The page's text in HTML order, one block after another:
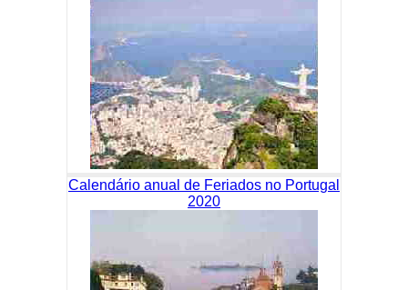
Calendário anual de Feriados no Portugal
2020